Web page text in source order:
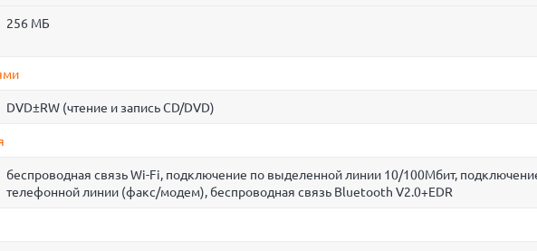
256 МБ
DVD±RW (чтение и запись CD/DVD)
беспроводная связь Wi-Fi, подключение по выделенной линии 10/100Мбит,
телефонной линии (факс/модем), беспроводная связь Bluetooth V2.0+EDR